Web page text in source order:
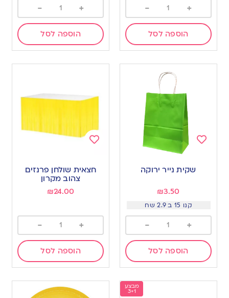
+
-
הוספה לסל
+
-
הוספה לסל
wishlist
שקית נייר ירוקה
₪3.50
קנו 15 ב 2.9 שח
+
-
הוספה לסל
wishlist
חצאית שולחן פרנזים
צהוב מקרון
₪24.00
+
-
הוספה לסל
מבצע
3+1